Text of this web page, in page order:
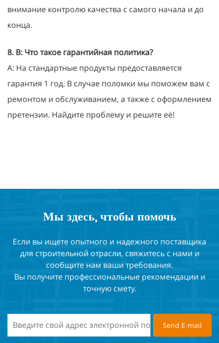
внимание контролю качества с самого начала и до
конца.
8. В: Что такое гарантийная политика?
A: На стандартные продукты предоставляется
гарантия 1 год. В случае поломки мы поможем вам с
ремонтом и обслуживанием, а также с оформлением
претензии. Найдите проблему и решите её!
Мы здесь, чтобы помочь
Если вы ищете опытного и надежного поставщика
для строительной отрасли, свяжитесь с нами и
сообщите нам ваши требования.
Вы получите профессиональные рекомендации и
точную смету.